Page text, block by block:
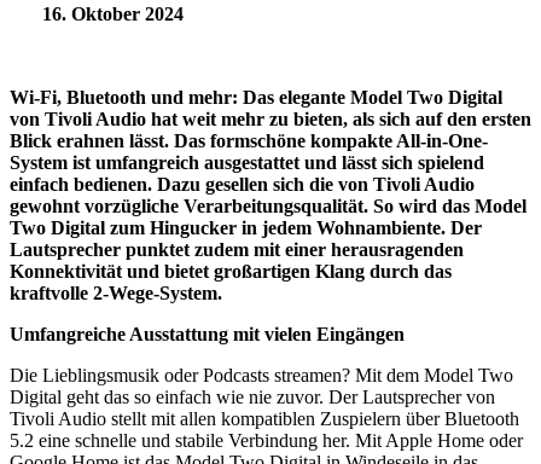
16. Oktober 2024
Wi-Fi, Bluetooth und mehr: Das elegante Model Two Digital
von Tivoli Audio hat weit mehr zu bieten, als sich auf den ersten
Blick erahnen lässt. Das formschöne kompakte All-in-One-
System ist umfangreich ausgestattet und lässt sich spielend
einfach bedienen. Dazu gesellen sich die von Tivoli Audio
gewohnt vorzügliche Verarbeitungsqualität. So wird das Model
Two Digital zum Hingucker in jedem Wohnambiente. Der
Lautsprecher punktet zudem mit einer herausragenden
Konnektivität und bietet großartigen Klang durch das
kraftvolle 2-Wege-System.
Umfangreiche Ausstattung mit vielen Eingängen
Die Lieblingsmusik oder Podcasts streamen? Mit dem Model Two
Digital geht das so einfach wie nie zuvor. Der Lautsprecher von
Tivoli Audio stellt mit allen kompatiblen Zuspielern über Bluetooth
5.2 eine schnelle und stabile Verbindung her. Mit Apple Home oder